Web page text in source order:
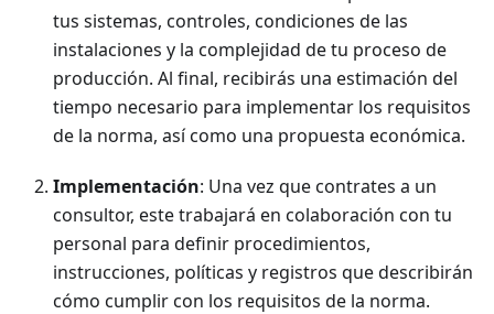
tus sistemas, controles, condiciones de las
instalaciones y la complejidad de tu proceso de
producción. Al final, recibirás una estimación del
tiempo necesario para implementar los requisitos
de la norma, así como una propuesta económica.
Implementación: Una vez que contrates a un
consultor, este trabajará en colaboración con tu
personal para definir procedimientos,
instrucciones, políticas y registros que describirán
cómo cumplir con los requisitos de la norma.